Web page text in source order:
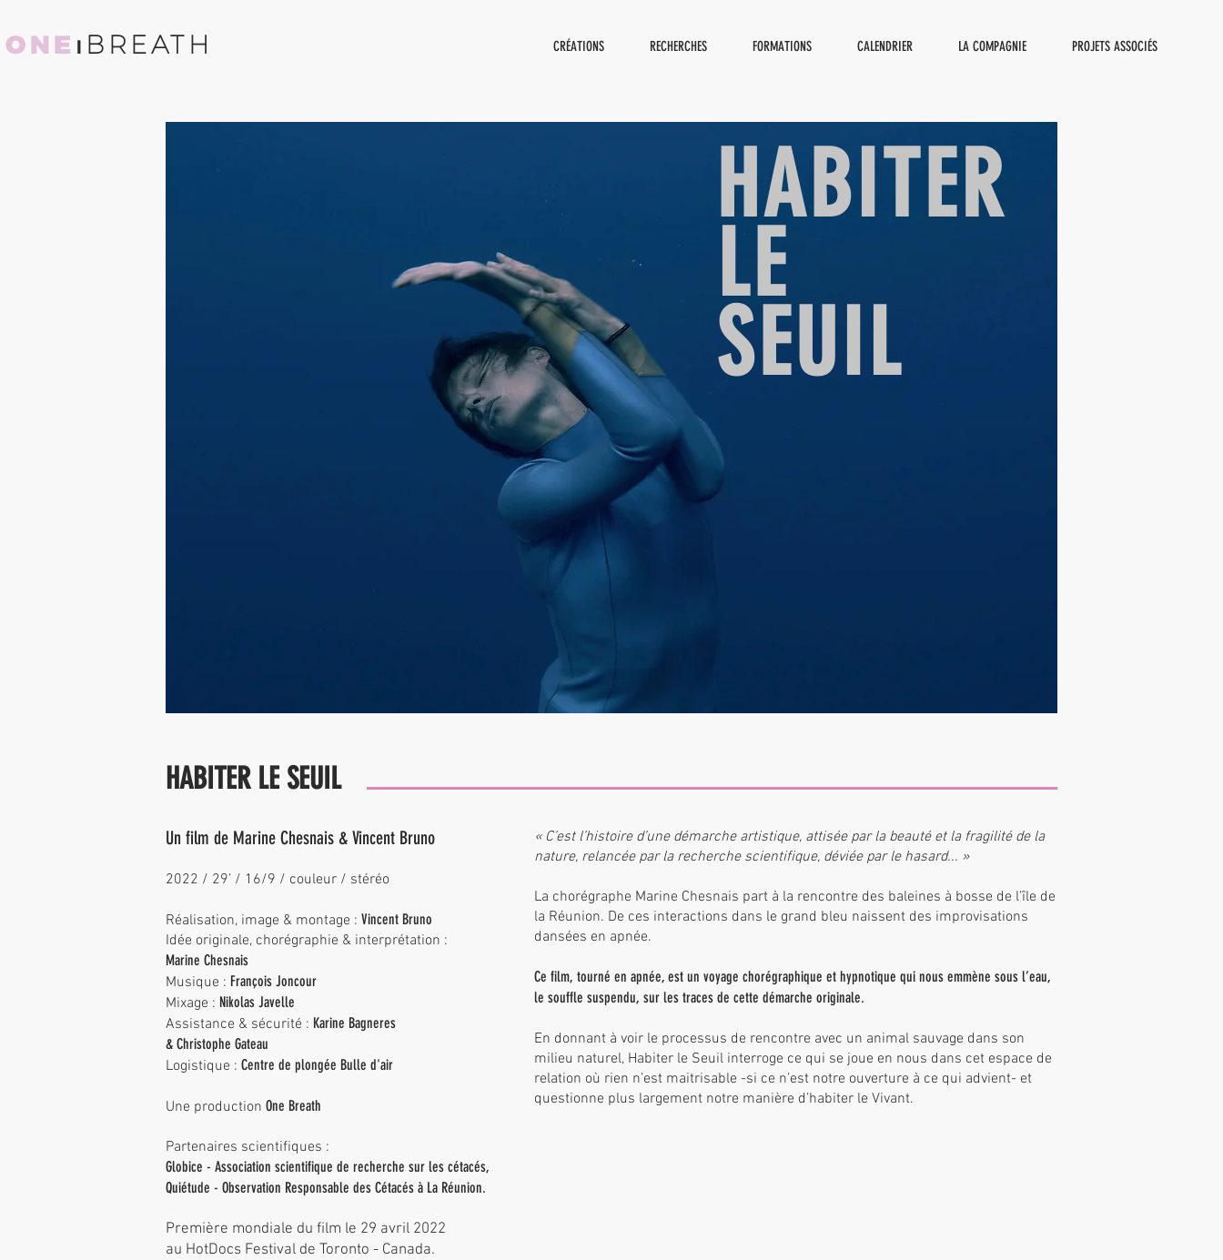
ONE ⏐BREATH CRÉATIONS RECHERCHES FORMATIONS CALENDRIER LA COMPAGNIE PROJETS ASSOCIÉS
HABITER
LE
SEUIL
HABITER LE SEUIL
Un film de Marine Chesnais & Vincent Bruno
2022 / 29’ / 16/9 / couleur / stéréo
Réalisation, image & montage : Vincent Bruno
Idée originale, chorégraphie & interprétation :
Marine Chesnais
Musique : François Joncour
Mixage : Nikolas Javelle
Assistance & sécurité : Karine Bagneres
& Christophe Gateau
Logistique : Centre de plongée Bulle d'air
Une production One Breath
Partenaires scientifiques :
Globice - Association scientifique de recherche sur les cétacés,
Quiétude - Observation Responsable des Cétacés à La Réunion.
Première mondiale du film le 29 avril 2022
au HotDocs Festival de Toronto - Canada.
« C’est l’histoire d’une démarche artistique, attisée par la beauté et la fragilité de la
nature, relancée par la recherche scientifique, déviée par le hasard... »
La chorégraphe Marine Chesnais part à la rencontre des baleines à bosse de l’île de
la Réunion. De ces interactions dans le grand bleu naissent des improvisations
dansées en apnée.
Ce film, tourné en apnée, est un voyage chorégraphique et hypnotique qui nous emmène sous l’eau,
le souffle suspendu, sur les traces de cette démarche originale.
En donnant à voir le processus de rencontre avec un animal sauvage dans son
milieu naturel, Habiter le Seuil interroge ce qui se joue en nous dans cet espace de
relation où rien n’est maitrisable -si ce n’est notre ouverture à ce qui advient- et
questionne plus largement notre manière d’habiter le Vivant.